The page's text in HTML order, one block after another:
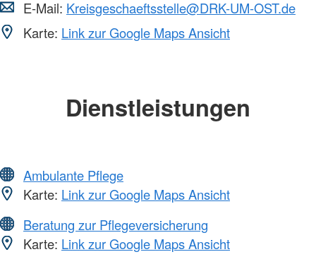
E-Mail: Kreisgeschaeftsstelle@DRK-UM-OST.de
Karte: Link zur Google Maps Ansicht
Dienstleistungen
Ambulante Pflege
Karte: Link zur Google Maps Ansicht
Beratung zur Pflegeversicherung
Karte: Link zur Google Maps Ansicht